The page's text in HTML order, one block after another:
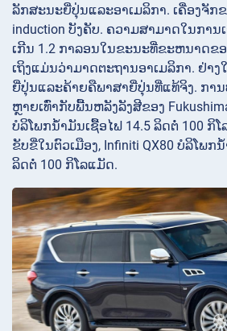
ລັກສະນະຍີ່ປຸ່ນແລະອາເມລິກາ. ເຄື່ອງຈັກ
induction ບັງຄັບ. ຄວາມສາມາດໃນການ
ເກີນ 1.2 ກາລອນໃນຂະນະທີ່ຂະຫນາດຂ
ເຖິງແມ່ນວ່າມາດຕະຖານອາເມລິກາ. ຢ່າ
ຍີ່ປຸ່ນແລະຄ້າຍຄືພາສາຍີ່ປຸ່ນທີ່ແທ້ຈິງ. ກາ
ຫຼາຍເທົ່າກັບພື້ນຫລັງລັງສີຂອງ
ບໍລິໂພກນໍ້າມັນເຊື້ອໄຟ 14.5 ລິດຕໍ່ 100 ກິ
ຂັບຂີ່ໃນຕົວເມືອງ, Infiniti QX80 ບໍລິໂພ
ລິດຕໍ່ 100 ກິໂລແມັດ.